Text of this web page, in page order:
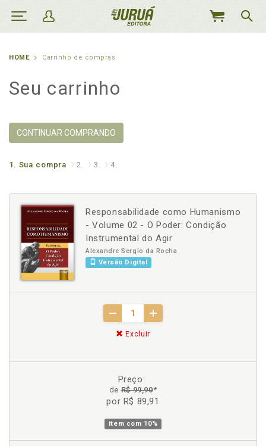
MEU
HOME Carrinho de compras
Seu carrinho
CONTINUAR COMPRANDO
1. Sua compra 2. 3. 4.
Responsabilidade como Humanismo
- Volume 02 - O Poder: Condição
Instrumental do Agir
Alexandre Sergio da Rocha
Versão Digital
Excluir
Preço:
deR$ 99,90*
por R$ 89,91
item com 10%